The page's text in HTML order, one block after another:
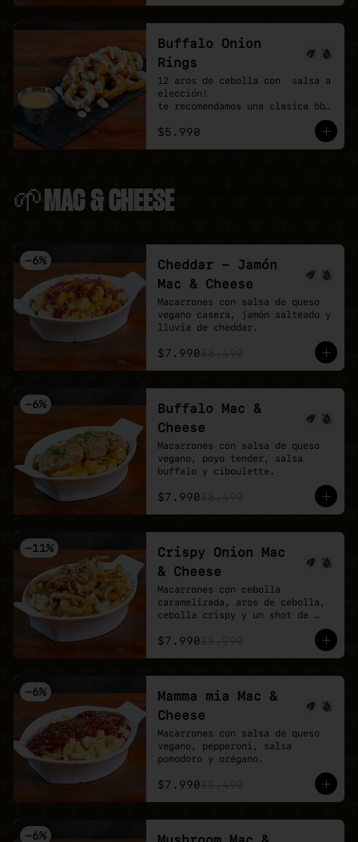
Buffalo Onion
Rings
12 aros de cebolla con  salsa a
elección!
te recomendamos una clasica bbq
y agregar una buffalo picante!
$5.990
🌱MAC & CHEESE
-6%
Cheddar - Jamón
Mac & Cheese
Macarrones con salsa de queso
vegano casera, jamón salteado y
lluvia de cheddar.
$7.990
-6%
Buffalo Mac &
Cheese
Macarrones con salsa de queso
vegano, poyo tender, salsa
buffalo y ciboulette.
$7.990
-11%
Crispy Onion Mac
& Cheese
Macarrones con cebolla
caramelizada, aros de cebolla,
cebolla crispy y un shot de
$7.990
-6%
Mamma mia Mac &
Cheese
Macarrones con salsa de queso
vegano, pepperoni, salsa
pomodoro y orégano.
$7.990
-6%